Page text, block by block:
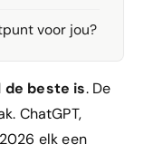
voor jou?
beste is. De
ChatGPT,
elk een